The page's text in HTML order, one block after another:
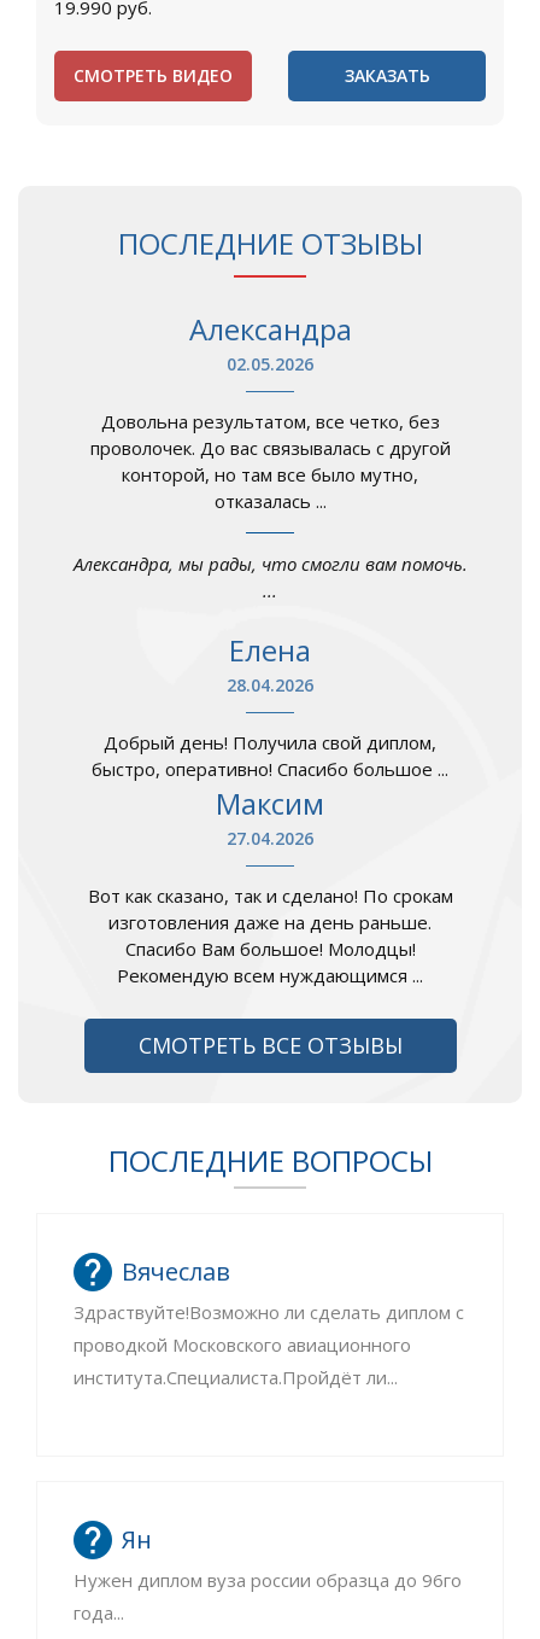
19.990 руб.
СМОТРЕТЬ ВИДЕО ЗАКАЗАТЬ
ПОСЛЕДНИЕ ОТЗЫВЫ
Александра
02.05.2026
Довольна результатом, все четко, без
проволочек. До вас связывалась с другой
конторой, но там все было мутно,
отказалась ...
Александра, мы рады, что смогли вам помочь.
...
Елена
28.04.2026
Добрый день! Получила свой диплом,
быстро, оперативно! Спасибо большое ...
Максим
27.04.2026
Вот как сказано, так и сделано! По срокам
изготовления даже на день раньше.
Спасибо Вам большое! Молодцы!
Рекомендую всем нуждающимся ...
СМОТРЕТЬ ВСЕ ОТЗЫВЫ
ПОСЛЕДНИЕ ВОПРОСЫ
Вячеслав
Здраствуйте!Возможно ли сделать диплом с
проводкой Московского авиационного
института.Специалиста.Пройдёт ли...
Ян
Нужен диплом вуза россии образца до 96го
года...